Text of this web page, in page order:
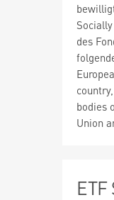
des
bodies
Union